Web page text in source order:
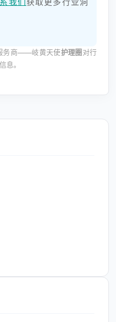
务商——岐黄天使护理圈 对行
息。